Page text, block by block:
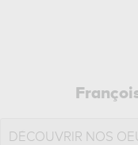
DÉCOUVRIR NOS